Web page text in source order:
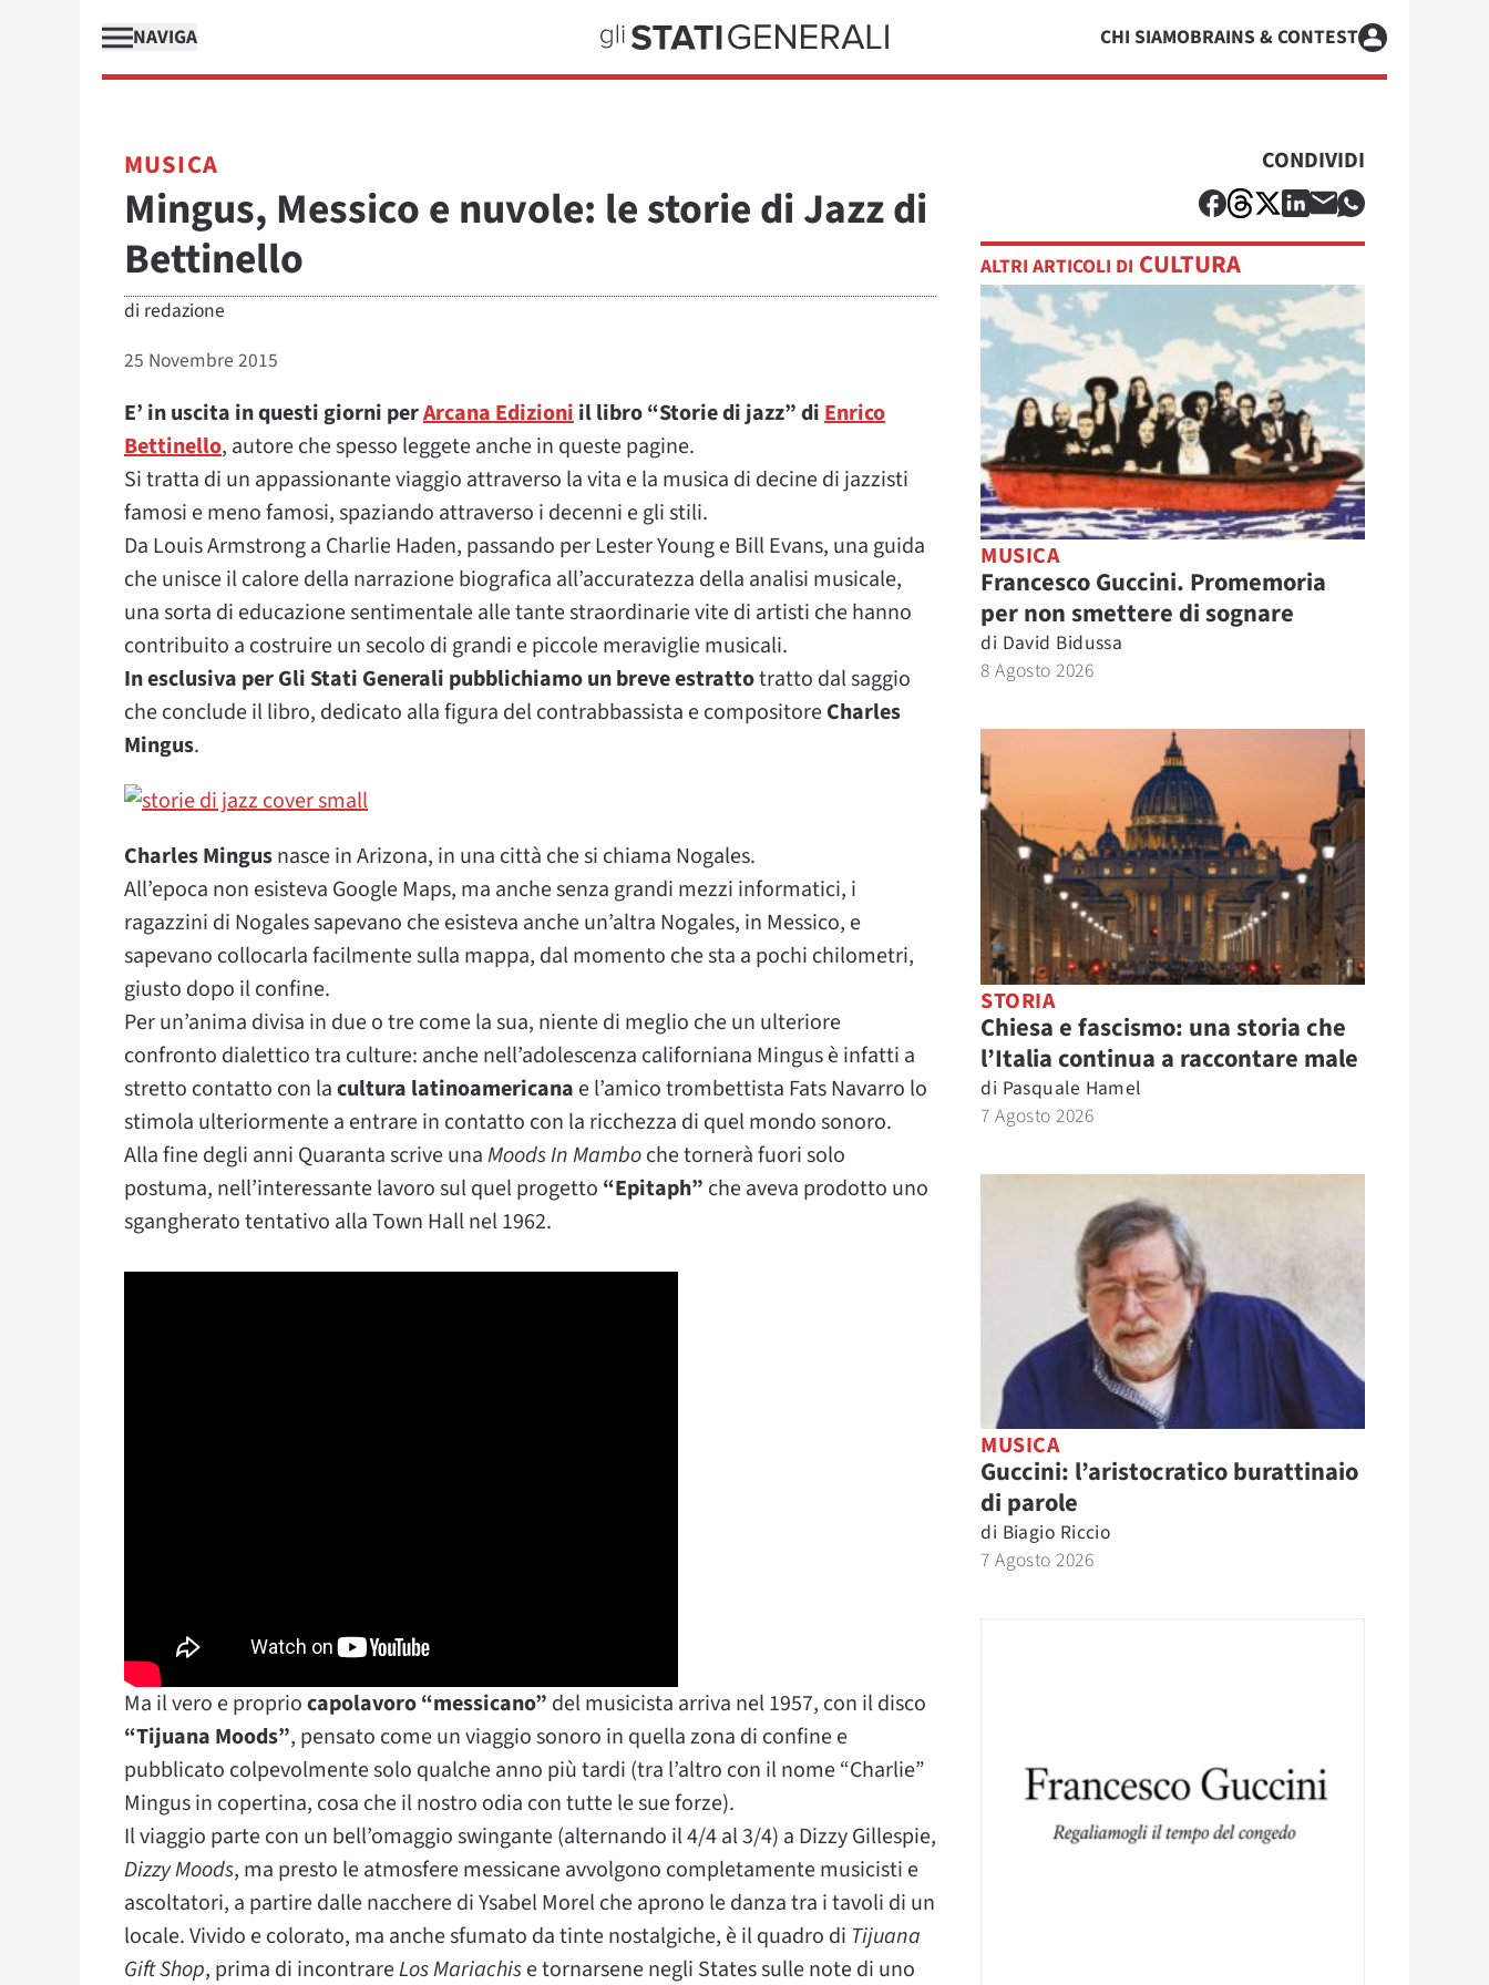
NAVIGA CHI SIAMOBRAINS & CONTEST
MUSICA
Mingus, Messico e nuvole: le storie di Jazz di
Bettinello
di redazione
25 Novembre 2015
E’ in uscita in questi giorni perArcana Edizioniil libro “Storie di jazz” diEnrico
Bettinello, autore che spesso leggete anche in queste pagine.
Si tratta di un appassionante viaggio attraverso la vita e la musica di decine di jazzisti
famosi e meno famosi, spaziando attraverso i decenni e gli stili.
Da Louis Armstrong a Charlie Haden, passando per Lester Young e Bill Evans, una guida
che unisce il calore della narrazione biografica all’accuratezza della analisi musicale,
una sorta di educazione sentimentale alle tante straordinarie vite di artisti che hanno
contribuito a costruire un secolo di grandi e piccole meraviglie musicali.
In esclusiva per Gli Stati Generali pubblichiamo un breve estrattotratto dal saggio
che conclude il libro, dedicato alla figura del contrabbassista e compositoreCharles
Mingus.
Charles Mingusnasce in Arizona, in una città che si chiama Nogales.
All’epoca non esisteva Google Maps, ma anche senza grandi mezzi informatici, i
ragazzini di Nogales sapevano che esisteva anche un’altra Nogales, in Messico, e
sapevano collocarla facilmente sulla mappa, dal momento che sta a pochi chilometri,
giusto dopo il confine.
Per un’anima divisa in due o tre come la sua, niente di meglio che un ulteriore
confronto dialettico tra culture: anche nell’adolescenza californiana Mingus è infatti a
stretto contatto con lacultura latinoamericana e l’amico trombettista Fats Navarro lo
stimola ulteriormente a entrare in contatto con la ricchezza di quel mondo sonoro.
Alla fine degli anni Quaranta scrive unaMoods In Mamboche tornerà fuori solo
postuma, nell’interessante lavoro sul quel progetto “Epitaph” che aveva prodotto uno
sgangherato tentativo alla Town Hall nel 1962.
Ma il vero e propriocapolavoro “messicano” del musicista arriva nel 1957, con il disco
“Tijuana Moods”, pensato come un viaggio sonoro in quella zona di confine e
pubblicato colpevolmente solo qualche anno più tardi (tra l’altro con il nome “Charlie”
Mingus in copertina, cosa che il nostro odia con tutte le sue forze).
Il viaggio parte con un bell’omaggio swingante (alternando il 4/4 al 3/4) a Dizzy Gillespie,
Dizzy Moods, ma presto le atmosfere messicane avvolgono completamente musicisti e
ascoltatori, a partire dalle nacchere di Ysabel Morel che aprono le danza tra i tavoli di un
locale. Vivido e colorato, ma anche sfumato da tinte nostalgiche, è il quadro di Tijuana
Gift Shop, prima di incontrareLos Mariachise tornarsene negli States sulle note di uno
CONDIVIDI
ALTRI ARTICOLI DI CULTURA
MUSICA
Francesco Guccini. Promemoria
per non smettere di sognare
di David Bidussa
8 Agosto 2026
STORIA
Chiesa e fascismo: una storia che
l’Italia continua a raccontare male
di Pasquale Hamel
7 Agosto 2026
MUSICA
Guccini: l’aristocratico burattinaio
di parole
di Biagio Riccio
7 Agosto 2026